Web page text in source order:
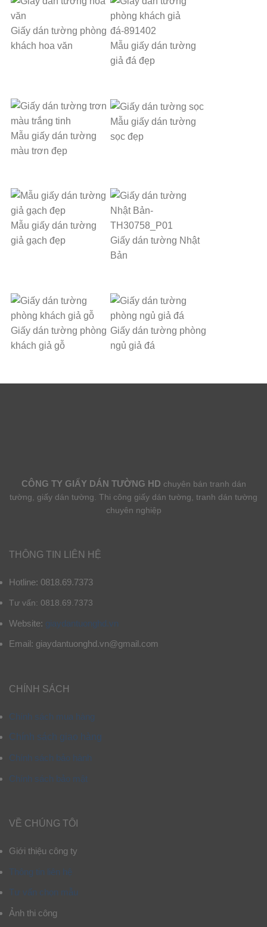
Giấy dán tường phòng
khách hoa văn
Mẫu giấy dán tường
giả đá đẹp
Mẫu giấy dán tường
màu trơn đẹp
Mẫu giấy dán tường
sọc đẹp
Mẫu giấy dán tường
giả gạch đẹp
Giấy dán tường Nhật
Bản
Giấy dán tường phòng
khách giả gỗ
Giấy dán tường phòng
ngủ giả đá
CÔNG TY GIẤY DÁN TƯỜNG HD chuyên bán tranh dán
tường, giấy dán tường. Thi công giấy dán tường, tranh dán tường
chuyên nghiệp
THÔNG TIN LIÊN HỆ
Hotline: 0818.69.7373
Tư vấn: 0818.69.7373
Website: giaydantuonghd.vn
Email: giaydantuonghd.vn@gmail.com
CHÍNH SÁCH
Chính sách mua hàng
Chính sách giao hàng
Chính sách bảo hành
Chính sách bảo mật
VỀ CHÚNG TÔI
Giới thiệu công ty
Thông tin liên hệ
Tư vấn chọn mẫu
Ảnh thi công